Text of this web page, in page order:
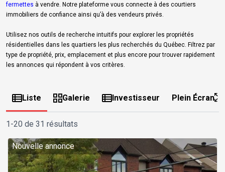
fermettes à vendre. Notre plateforme vous connecte à des courtiers
immobiliers de confiance ainsi qu’à des vendeurs privés.
Utilisez nos outils de recherche intuitifs pour explorer les propriétés
résidentielles dans les quartiers les plus recherchés du Québec. Filtrez par
type de propriété, prix, emplacement et plus encore pour trouver rapidement
les annonces qui répondent à vos critères.
Liste Galerie Investisseur Plein Écran
1-20 de 31 résultats
Nouvelle annonce